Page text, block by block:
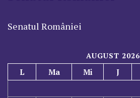
Senatul României
AUGUST 2026
L Ma Mi J